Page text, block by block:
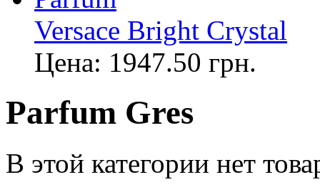
Versace Bright Crystal
Цена: 1947.50 грн.
Parfum Gres
В этой категории нет